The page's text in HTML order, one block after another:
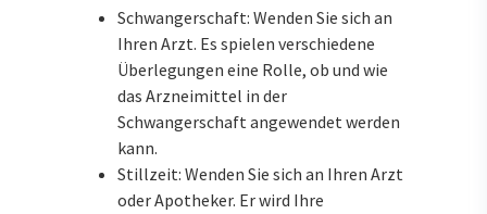
Schwangerschaft: Wenden Sie sich an
Ihren Arzt. Es spielen verschiedene
Überlegungen eine Rolle, ob und wie
das Arzneimittel in der
Schwangerschaft angewendet werden
kann.
Stillzeit: Wenden Sie sich an Ihren Arzt
oder Apotheker. Er wird Ihre